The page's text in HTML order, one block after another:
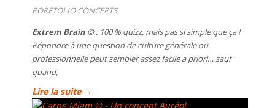
PORFTOLIO CONCEPTS
Extrem Brain ©: 100 % quizz, mais pas si simple que ça !
Répondre à une question de culture générale ou
professionnelle peut sembler assez facile a priori… sauf
quand,
Lire la suite →